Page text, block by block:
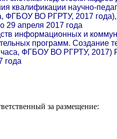
квалификации научно-
ФГБОУ ВО РГРТУ, 2017
29 апреля 2017 года
информационных и
программ. Создание
часа, ФГБОУ ВО РГРТУ,
года
за размещение: